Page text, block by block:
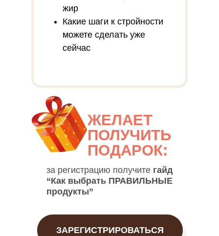
ЗАРЕГИСТРИРОВАТЬСЯ
жир
Какие шаги к стройности
можете сделать уже
сейчас
ЖЕЛАЕТ
ПОЛУЧИТЬ
ПОДАРОК:
за регистрацию получите гайд
“Как выбрать ПРАВИЛЬНЫЕ
продукты”